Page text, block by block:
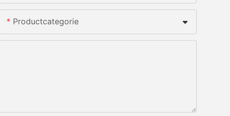
Productcategorie